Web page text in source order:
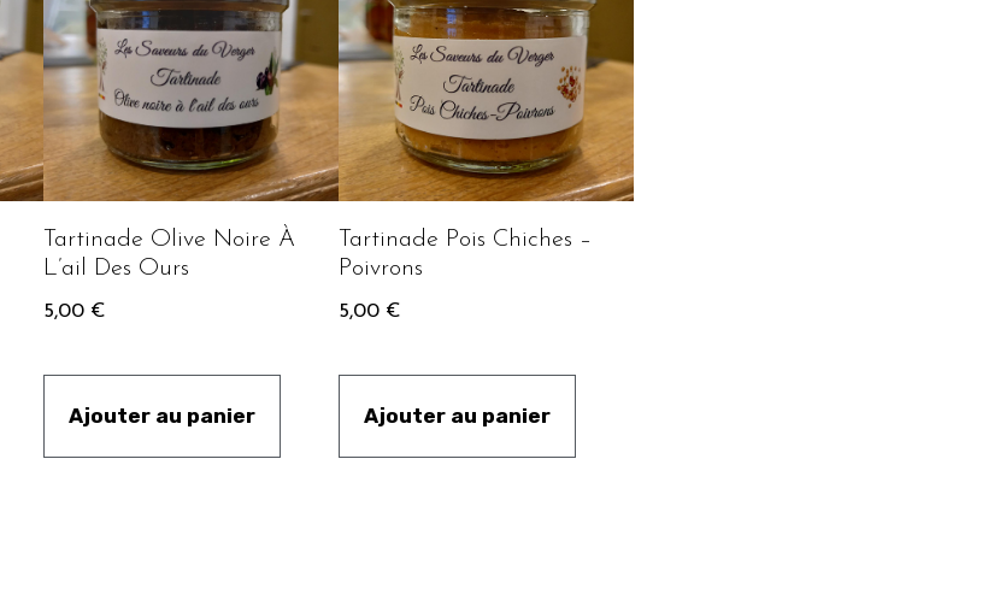
Tartinade Olive Noire À
L’ail Des Ours
5,00 €
Ajouter au panier
Tartinade Pois Chiches –
Poivrons
5,00 €
Ajouter au panier